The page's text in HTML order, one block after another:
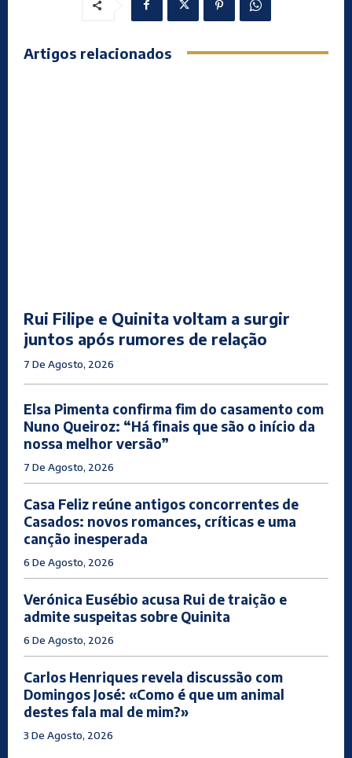
Artigos relacionados
Rui Filipe e Quinita voltam a surgir
juntos após rumores de relação
7 De Agosto, 2026
Elsa Pimenta confirma fim do casamento com
Nuno Queiroz: “Há finais que são o início da
nossa melhor versão”
7 De Agosto, 2026
Casa Feliz reúne antigos concorrentes de
Casados: novos romances, críticas e uma
canção inesperada
6 De Agosto, 2026
Verónica Eusébio acusa Rui de traição e
admite suspeitas sobre Quinita
6 De Agosto, 2026
Carlos Henriques revela discussão com
Domingos José: «Como é que um animal
destes fala mal de mim?»
3 De Agosto, 2026